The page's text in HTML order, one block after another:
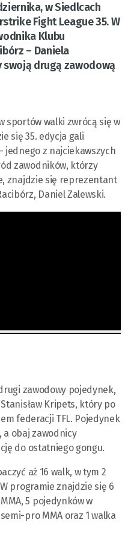
w Siedlcach
Fight League 35. W
Klubu
– Daniela
drugą zawodową
sportów walki zwrócą się w
się 35. edycja gali
jednego z najciekawszych
zawodników, którzy
znajdzie się reprezentant
Daniel Zalewski.
zawodowy pojedynek,
Kripets, który po
federacji TFL. Pojedynek
a obaj zawodnicy
do ostatniego gongu.
aż 16 walk, w tym 2
programie znajdzie się 6
5 pojedynków w
pro MMA oraz 1 walka